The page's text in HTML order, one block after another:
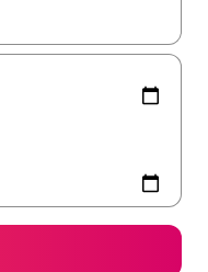
explore-os